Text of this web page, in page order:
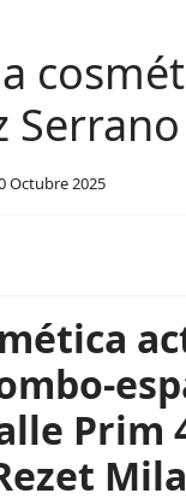
Octubre 2025
Prim